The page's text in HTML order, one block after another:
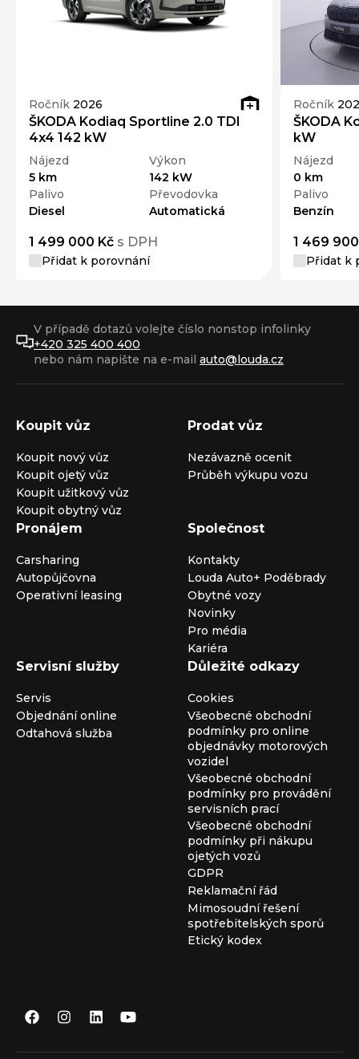
Ročník 2026
ŠKODA Kodiaq Sportline 2.0 TDI
4x4 142 kW
Nájezd
5 km
Výkon
142 kW
Palivo
Diesel
Převodovka
Automatická
1 499 000 Kč s DPH
Přidat k porovnání
Ročník
ŠKODA
kW
Nájezd
0 km
Palivo
Benzín
1 469
Přidat k
V případě dotazů volejte číslo nonstop infolinky
+420 325 400 400
nebo nám napište na e-mail auto@louda.cz
Koupit vůz
Koupit nový vůz
Koupit ojetý vůz
Koupit užitkový vůz
Koupit obytný vůz
Prodat vůz
Nezávazně ocenit
Průběh výkupu vozu
Pronájem
Carsharing
Autopůjčovna
Operativní leasing
Společnost
Kontakty
Louda Auto+ Poděbrady
Obytné vozy
Novinky
Pro média
Kariéra
Servisní služby
Servis
Objednání online
Odtahová služba
Důležité odkazy
Cookies
Všeobecné obchodní
podmínky pro online
objednávky motorových
vozidel
Všeobecné obchodní
podmínky pro provádění
servisních prací
Všeobecné obchodní
podmínky při nákupu
ojetých vozů
GDPR
Reklamační řád
Mimosoudní řešení
spotřebitelských sporů
Etický kodex